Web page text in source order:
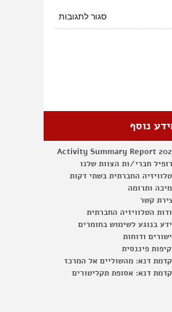
סגור לתגובותעל
סדר
נוסף
Activity Summary Report
חברי/ות הצוות שלנו
החברתית בשתי דקות
ותרומה
קשר
הטלוויזיה החברתית
בנוגע לשימוש בחומרים
ודוחות
פיננסית
דנא: מהשוליים אל המרכז
דנא: אסופת תקליטורים